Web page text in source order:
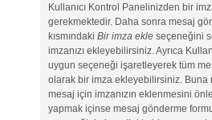
Kullanıcı Kontrol Panelinizden bir
gerekmektedir. Daha sonra mesaj
kısmındaki Bir imza ekleseçeneğini
imzanızı ekleyebilirsiniz. Ayrıca
uygun seçeneği işaretleyerek tüm
olarak bir imza ekleyebilirsiniz.
mesaj için imzanızın eklenmesini
yapmak içinse mesaj gönderme